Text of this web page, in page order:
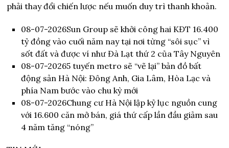
phải thay đổi chiến lược nếu muốn duy trì thanh khoản.
08-07-2026Sun Group sẽ khởi công hai KĐT 16.400
tỷ đồng vào cuối năm nay tại nơi từng “sôi sục” vì
sốt đất và được ví như Đà Lạt thứ 2 của Tây Nguyên
08-07-20265 tuyến metro sẽ “vẽ lại” bản đồ bất
động sản Hà Nội: Đông Anh, Gia Lâm, Hòa Lạc và
phía Nam bước vào chu kỳ mới
08-07-2026Chung cư Hà Nội lập kỷ lục nguồn cung
với 16.600 căn mở bán, giá thứ cấp lần đầu giảm sau
4 năm tăng “nóng”